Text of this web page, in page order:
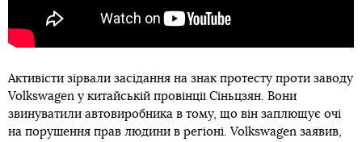
Активісти зірвали засідання на знак протесту проти заводу
Volkswagen у китайській провінції Сіньцзян. Вони
звинуватили автовиробника в тому, що він заплющує очі
на порушення прав людини в регіоні. Volkswagen заявив,